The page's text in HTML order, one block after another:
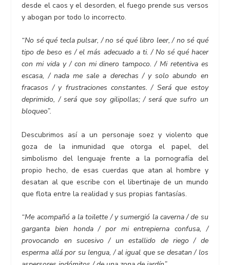
desde el caos y el desorden, el fuego prende sus versos
y abogan por todo lo incorrecto.
“No sé qué tecla pulsar, / no sé qué libro leer, / no sé qué
tipo de beso es / el más adecuado a ti. / No sé qué hacer
con mi vida y / con mi dinero tampoco. / Mi retentiva es
escasa, / nada me sale a derechas / y solo abundo en
fracasos / y frustraciones constantes. / Será que estoy
deprimido, / será que soy gilipollas; / será que sufro un
bloqueo”.
Descubrimos así a un personaje soez y violento que
goza de la inmunidad que otorga el papel, del
simbolismo del lenguaje frente a la pornografía del
propio hecho, de esas cuerdas que atan al hombre y
desatan al que escribe con el libertinaje de un mundo
que flota entre la realidad y sus propias fantasías.
“Me acompañó a la toilette / y sumergió la caverna / de su
garganta bien honda / por mi entrepierna confusa, /
provocando en sucesivo / un estallido de riego / de
esperma allá por su lengua, / al igual que se desatan / los